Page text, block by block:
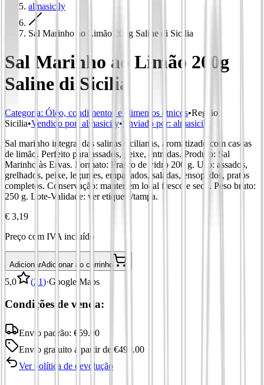
almasicily
Sal Marinho ao Limão 200g Saline di Sicilia
Sal Marinho ao Limão 200g
Saline di Sicilia
Categoria: Óleo, condimentos e alimentos étnicos•Região
Sicilia•Vendido por: almasicily•Enviado por: almasicily
Sal marinho integral das salinas sicilianas, aromatizado com cascas
de limão. Perfeito para assados, peixe, entradas. Produto: Sal
Marinho às Ervas. Formato: Frasco de vidro 200 g. Uso: assados,
grelhados, peixe, legumes, empanados, saladas, ensopados, pratos
completos. Conservação: manter em local fresco e seco. Peso bruto:
250 g. Lote-Validade: ver etiqueta/tampa.
€ 3,19
Preço com IVA incluído
AdicionarAdicionar ao carrinho
5,0 (21)·Google Maps
Condições de venda:
Envio padrão: € 59.00
Envio gratuito a partir de €499.00
Ver política de devolução